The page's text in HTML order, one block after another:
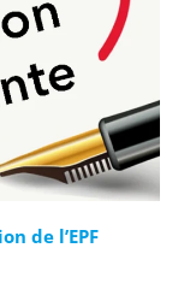
de l’EPF